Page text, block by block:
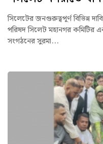
সিলেটের জনগুরুত্বপূর্ণ বিভিন্ন
পরিষদ সিলেট মহানগর কমিটির
সংগঠনের সুরমা...